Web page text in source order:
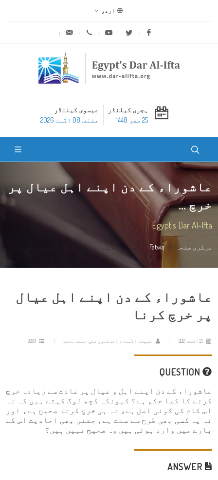
اردو
Facebook
Twitter
Youtube
ہجری کیلنڈر
25 صفر 1448
عیسوی کیلنڈر
هفته, 08 اگست 2026
عاشوراء کے دن اپنے اہل عیال پر
خرچ ...
Egypt's Dar Al-Ifta
مرکزی صفحہ Fatwa عاشوراء کے دن اپنے اہل عیال پر خرچ ...
عاشوراء کے دن اپنے اہل عیال
پر خرچ کرنا
فضيلة الأستاذ الدكتور علي جمعة محمد
عاشوراء کے دن اپنے اہل و عیال پر عادت سے زیادہ خرچ
کرنے کا کیا حکم ہے؟ کیونکہ کچھ لوگ کہتے ہیں کہ نہ
اس کام کی کوئی اصل ہے، نہ ہی خرچ کرنا صحیح ہے، اور
نہ یہ کسی بھی طرح سے سنت ہے، جتنی بھی احادیث اس کے
بارے میں وارد ہوئی ہیں وہ صحیح نہیں ہیں؟